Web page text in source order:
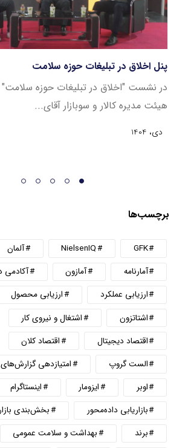
پنل اخلاق در تبلیغات حوزه سلامت
در نشست "اخلاق در تبلیغات حوزه
هیئت مدیره کالار و سوبازار آقای...
دی، 1404
برچسب‌ها
GFK
NielsenIQ
آلمان
آمارنامه
آمازون
آکادمی
ارزیابی عملکرد
ارزیابی محصول
اشتاتزون
اشتغال و نیروی کار
اقتصاد دیجیتال
اقتصاد کلان
الست گروپ
امتیازدهی گزارش‌های
اوبر
ایزومار اینستاگرام
بازاریابی داده‌محور
بخش‌بندی
برند
بهداشت و سلامت عمومی